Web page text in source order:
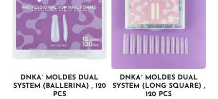
DNKA´ MOLDES DUAL
SYSTEM (BALLERINA) , 120
PCS
DNKA´ MOLDES DUAL
SYSTEM (LONG SQUARE) ,
120 PCS